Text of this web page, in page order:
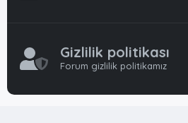
Gizlilik politikası
Forum gizlilik politikamız